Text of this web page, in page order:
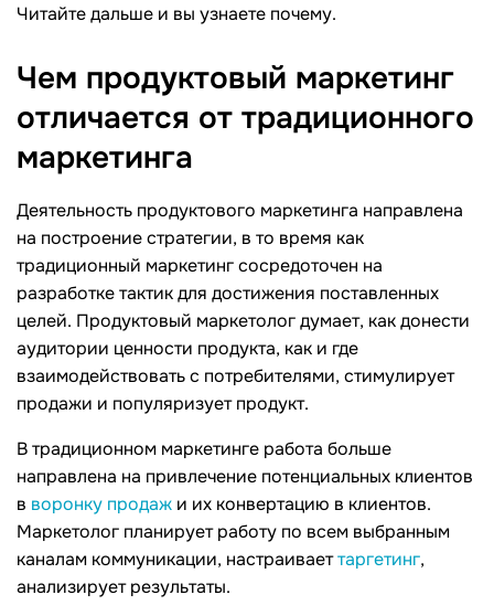
Читайте дальше и вы узнаете почему.
Чем продуктовый маркетинг
отличается от традиционного
маркетинга
Деятельность продуктового маркетинга направлена
на построение стратегии, в то время как
традиционный маркетинг сосредоточен на
разработке тактик для достижения поставленных
целей. Продуктовый маркетолог думает, как донести
аудитории ценности продукта, как и где
взаимодействовать с потребителями, стимулирует
продажи и популяризует продукт.
В традиционном маркетинге работа больше
направлена на привлечение потенциальных клиентов
в воронку продаж и их конвертацию в клиентов.
Маркетолог планирует работу по всем выбранным
каналам коммуникации, настраиваеттаргетинг,
анализирует результаты.